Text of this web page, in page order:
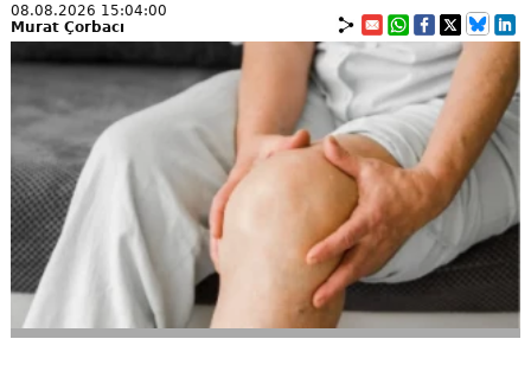
08.08.2026 15:04:00
Murat Çorbacı